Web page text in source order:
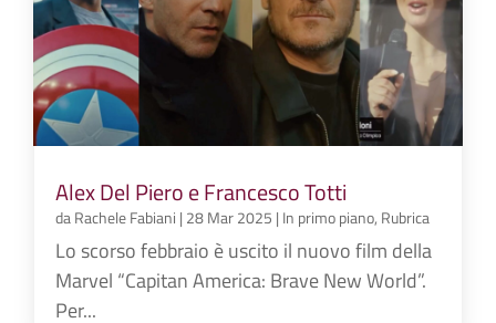
Alex Del Piero e Francesco Totti
daRachele Fabiani | 28 Mar 2025 | In primo piano, Rubrica
Lo scorso febbraio è uscito il nuovo film della
Marvel “Capitan America: Brave New World”.
Per...